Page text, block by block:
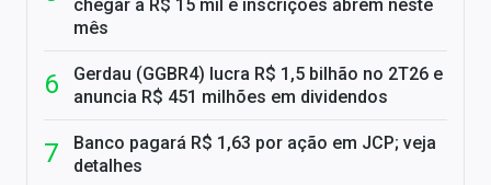
chegar a R$ 15 mil e inscrições abrem neste
mês
Gerdau (GGBR4) lucra R$ 1,5 bilhão no 2T26 e
anuncia R$ 451 milhões em dividendos
Banco pagará R$ 1,63 por ação em JCP; veja
detalhes